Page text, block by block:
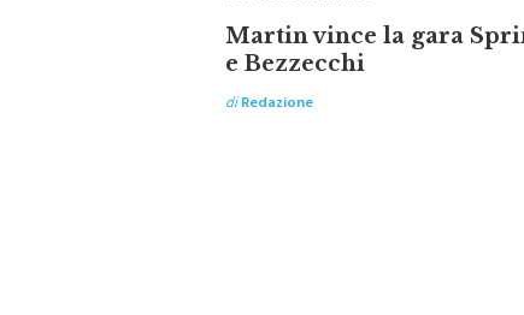
Martin vince la gara
e Bezzecchi